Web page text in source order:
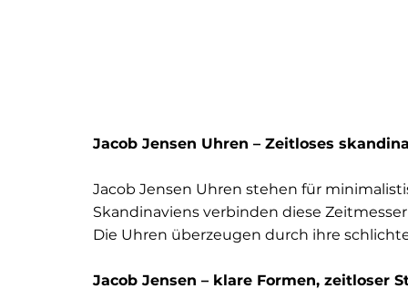
Jacob Jensen Uhren – Zeitloses
Jacob Jensen Uhren stehen für
Skandinaviens verbinden diese
Die Uhren überzeugen durch ihre
Jacob Jensen – klare Formen, zeitloser